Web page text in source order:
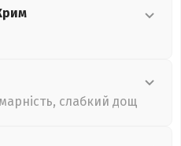
слабкий дощ